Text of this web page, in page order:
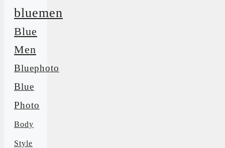
bluemen
Blue
Men
Bluephoto
Blue
Photo
Body
Style